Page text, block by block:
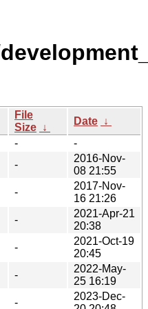
File
Size ↓
Date ↓
-
-
-
2016-Nov-
08 21:55
-
2017-Nov-
16 21:26
-
2021-Apr-21
20:38
-
2021-Oct-19
20:45
-
2022-May-
25 16:19
-
2023-Dec-